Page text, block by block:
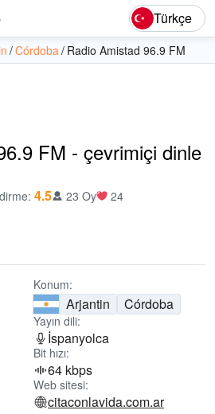
Türkçe
Córdoba Radio Amistad 96.9 FM
FM - çevrimiçi dinle
: 4.5 23 Oy 24
Konum:
Arjantin Córdoba
Yayın dili:
İspanyolca
Bit hızı:
64 kbps
Web sitesi:
citaconlavida.com.ar